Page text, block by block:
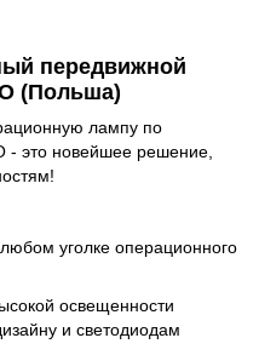
передвижной
(Польша)
лампу по
- это новейшее решение,
уголке операционного
освещенности
и светодиодам